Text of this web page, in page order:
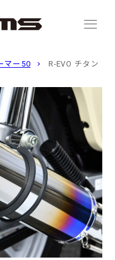
menu
マー50 R-EVO チタン